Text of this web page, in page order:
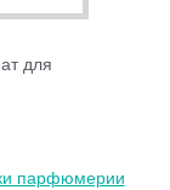
для
парфюмерии